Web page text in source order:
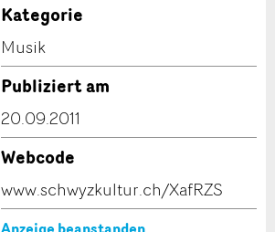
Kategorie
Musik
Publiziert am
20.09.2011
Webcode
www.schwyzkultur.ch/XafRZS